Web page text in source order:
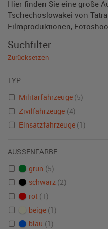
Hier finden Sie eine große
Tschechoslowakei von
Filmproduktionen,
Suchfilter
Zurücksetzen
TYP
Militärfahrzeuge (5)
Zivilfahrzeuge (4)
Einsatzfahrzeuge (1)
AUSSENFARBE
grün (5)
schwarz (2)
rot (1)
beige (1)
blau (1)